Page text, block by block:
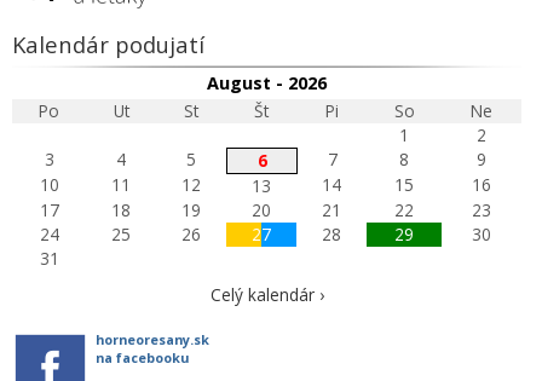
Kalendár podujatí
August - 2026
Po
Ut St Št Pi So
Ne
1
2
3
4 5 6 7 8
9
10
11 12 13 14 15
16
17
18 19 20 21 22
23
24
25 26 27 28 29
30
31
Celý kalendár ›
horneoresany.sk
na facebooku